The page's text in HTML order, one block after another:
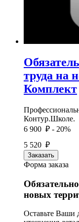
труда на
Комплект
Контур.Школе.
6 900 ₽ - 20%
5 520 ₽
Заказать
Форма заказа
новых
Оставьте Ваши